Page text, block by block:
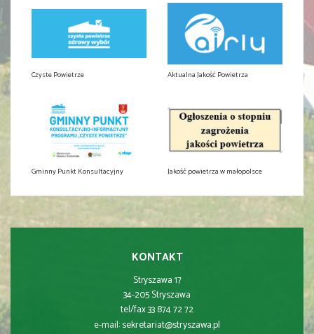
Czyste Powietrze Aktualna Jakość Powietrza
Gminny Punkt Konsultacyjny Jakość powietrza w małopolsce
KONTAKT
Stryszawa 17
34-205 Stryszawa
tel/fax 33 874 72 72
e-mail:sekretariat@stryszawa.pl